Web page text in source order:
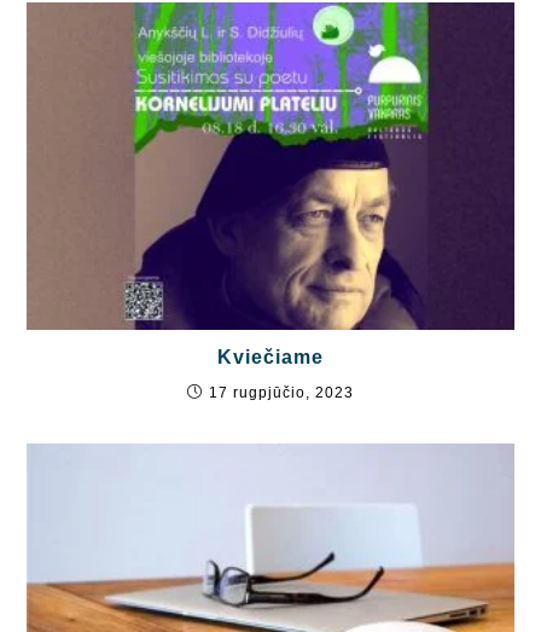
Kviečiame
17 rugpjūčio, 2023